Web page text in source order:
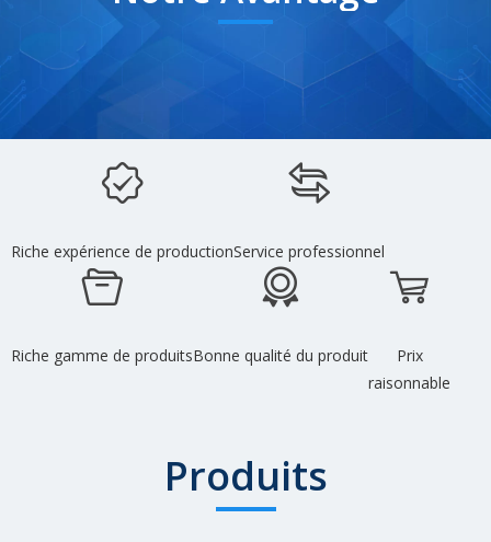
Riche expérience de productionService professionnel
Riche gamme de produitsBonne qualité du produit
Prix
​​raisonnable
Produits